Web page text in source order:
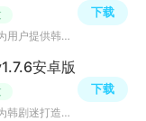
韩剧TV永久会员最新版是一款专门为用户提供韩剧资源的软件，与各大韩国电视台SBS,KBS,TVN,MBC同步更新，热门
下载
安卓版
韩剧TV极简版官方最新版是一款专为韩剧迷打造的影视播放器，安装包小巧，极速安装运行流畅，同步各大韩国电
下载